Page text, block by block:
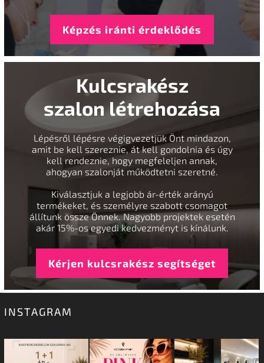
Képzés iránti érdeklődés
Kulcsrakész
szalon létrehozása
Lépésről lépésre végigvezetjük Önt mindazon,
amit be kell szereznie, át kell gondolnia és úgy
kell rendeznie, hogy megfeleljen annak,
ahogyan szalonját működtetni szeretné.
Kiválasztjuk a legjobb ár-érték arányú
termékeket, és személyre szabott csomagot
állítunk össze Önnek. Nagyobb projektek esetén
akár 15%-os egyedi kedvezményt is kínálunk.
Kérjen kulcsrakész segítséget
INSTAGRAM